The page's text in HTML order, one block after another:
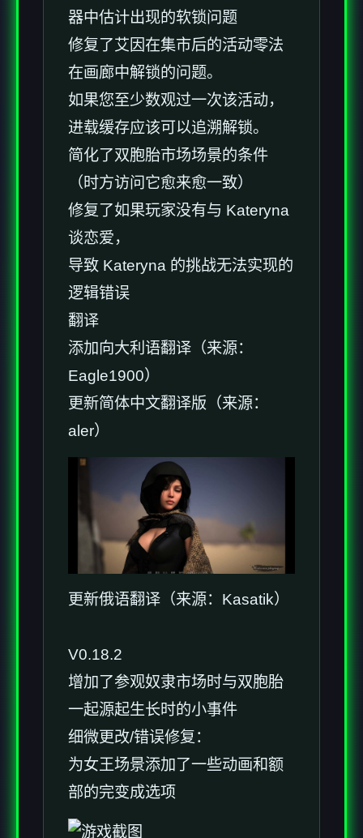
器中估计出现的软锁问题
修复了艾因在集市后的活动零法
在画廊中解锁的问题。
如果您至少数观过一次该活动，
进载缓存应该可以追溯解锁。
简化了双胞胎市场场景的条件
（时方访问它愈来愈一致）
修复了如果玩家没有与 Kateryna
谈恋爱，
导致 Kateryna 的挑战无法实现的
逻辑错误
翻译
添加向大利语翻译（来源：
Eagle1900）
更新简体中文翻译版（来源：
aler）
更新俄语翻译（来源：Kasatik）
V0.18.2
增加了参观奴隶市场时与双胞胎
一起源起生长时的小事件
细微更改/错误修复：
为女王场景添加了一些动画和额
部的完变成选项